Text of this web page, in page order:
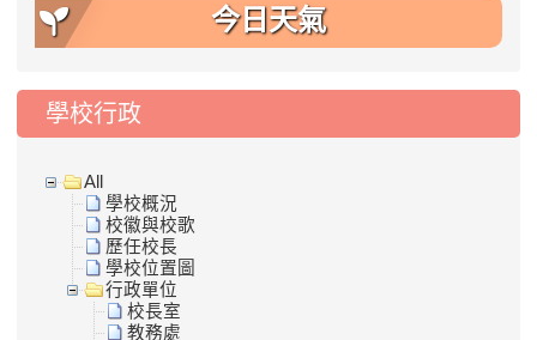
今日天氣
學校行政
All
學校概況
校徽與校歌
歷任校長
學校位置圖
行政單位
校長室
教務處